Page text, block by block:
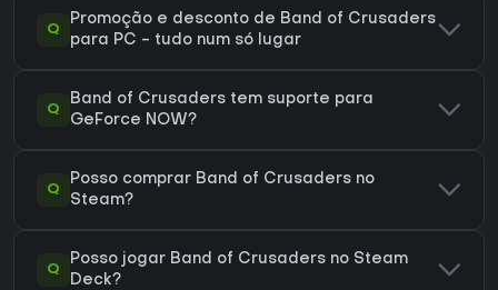
Q
Promoção e desconto de Band of Crusaders
para PC - tudo num só lugar
Q
Band of Crusaders tem suporte para
GeForce NOW?
Q
Posso comprar Band of Crusaders no
Steam?
Q
Posso jogar Band of Crusaders no Steam
Deck?